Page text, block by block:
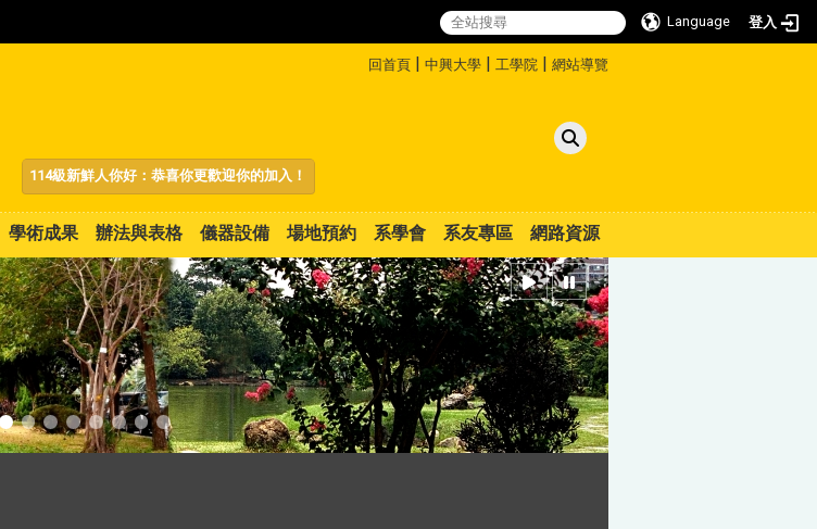
Language 登入
回首頁 | 中興大學 | 工學院 | 網站導覽
114級新鮮人你好：恭喜你更歡迎你的加入！
學術成果 辦法與表格 儀器設備 場地預約 系學會 系友專區 網路資源